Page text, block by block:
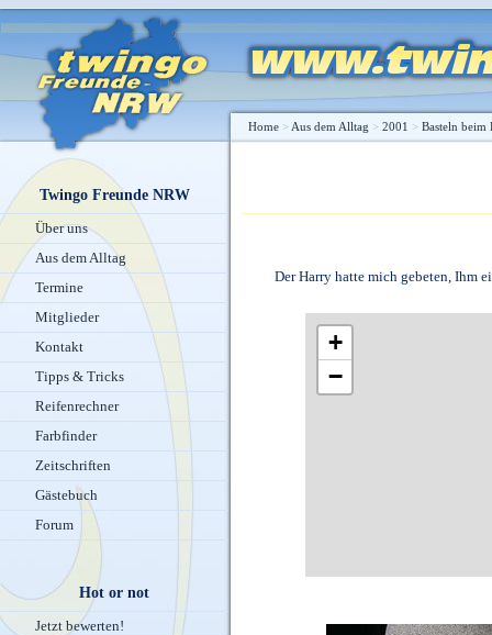
Home > Aus dem Alltag > 2001 > Basteln beim
Twingo Freunde NRW
Über uns
Aus dem Alltag
Termine
Mitglieder
Kontakt
Tipps & Tricks
Reifenrechner
Farbfinder
Zeitschriften
Gästebuch
Forum
Hot or not
Jetzt bewerten!
Der Harry hatte mich gebeten, Ihm
+
−